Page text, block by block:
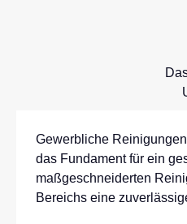
Gewerbliche
das Fundament für ein
maßgeschneiderten
Bereichs eine